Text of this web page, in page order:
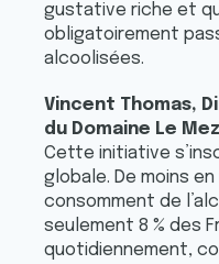
gustative riche et
obligatoirement
alcoolisées.
Vincent Thomas,
du Domaine Le
Cette initiative
globale. De moins
consomment de
seulement 8 % des
quotidiennement,